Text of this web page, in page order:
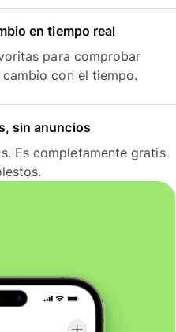
en tiempo real
para comprobar
con el tiempo.
sin anuncios
Es completamente gratis